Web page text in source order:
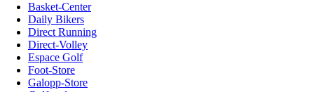
Basket-Center
Daily Bikers
Direct Running
Direct-Volley
Espace Golf
Foot-Store
Galopp-Store